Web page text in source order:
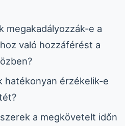
megakadályozzák-e a
való hozzáférést a
hatékonyan érzékelik-e
a megkövetelt időn